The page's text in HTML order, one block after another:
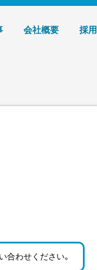
会社概要 採用
合わせください。